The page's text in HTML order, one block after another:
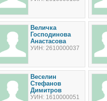
Величка
Господинова
Анастасова
УИН: 2610000037
Веселин
Стефанов
Димитров
УИН: 1610000051